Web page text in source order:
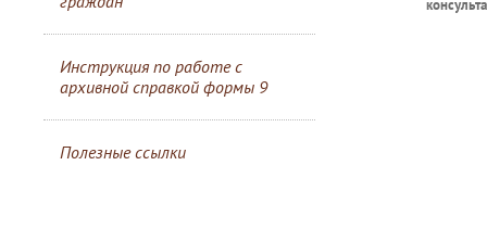
Инструкция по работе с
архивной справкой формы 9
Полезные ссылки